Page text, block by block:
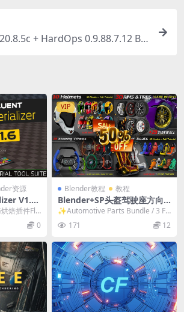
+ HardOps 0.9.88.7.12 Ble
资源
V1.1
作烘焙
焙插件Flu
0
VIP
Blender教程 教程
Blender+SP头盔驾驶座方向
盘建模贴图教程 无声教程
✨Automotive Parts Bundle / 3 Fu
171 12